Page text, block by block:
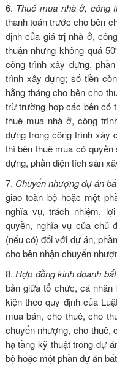
6. Thuê mua nhà ở, công
thanh toán trước cho bên
định của giá trị nhà ở,
thuận nhưng không quá
công trình xây dựng,
trình xây dựng; số tiền
hằng tháng cho bên cho
trừ trường hợp các bên có
thuê mua nhà ở, công
dựng trong công trình xây
thì bên thuê mua có
dựng, phần diện tích sàn
7. Chuyển nhượng dự án
giao toàn bộ hoặc một
nghĩa vụ, trách nhiệm,
quyền, nghĩa vụ của chủ
(nếu có) đối với dự án,
cho bên nhận chuyển
8.Hợp đồng kinh doanh
bản giữa tổ chức, cá nhân
kiện theo quy định của
mua bán, cho thuê, cho
chuyển nhượng, cho thuê,
hạ tầng kỹ thuật trong dự
bộ hoặc một phần dự án